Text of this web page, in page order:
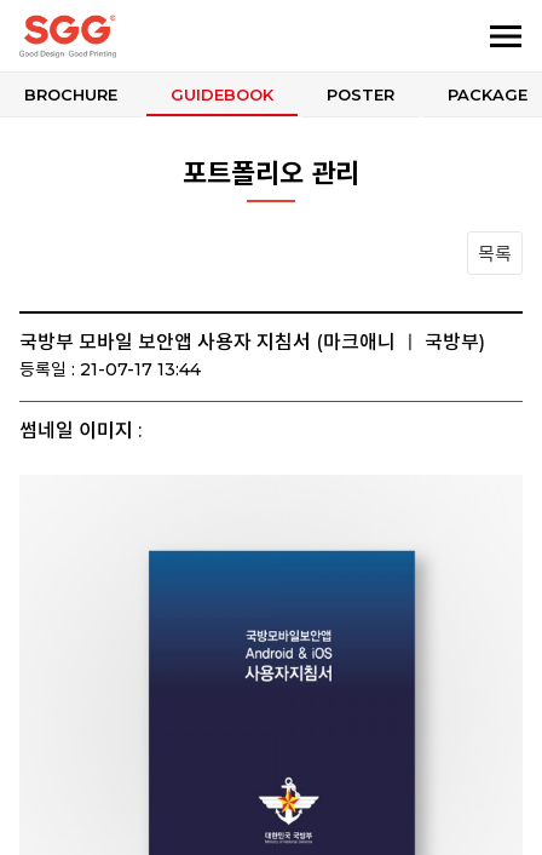
BROCHURE GUIDEBOOK POSTER PACKAGE
포트폴리오 관리
목록
국방부 모바일 보안앱 사용자 지침서 (마크애니 ㅣ 국방부)
등록일 : 21-07-17 13:44
썸네일 이미지 :